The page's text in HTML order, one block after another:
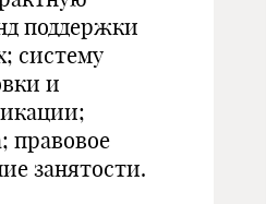
поддержки
систему
и
правовое
занятости.